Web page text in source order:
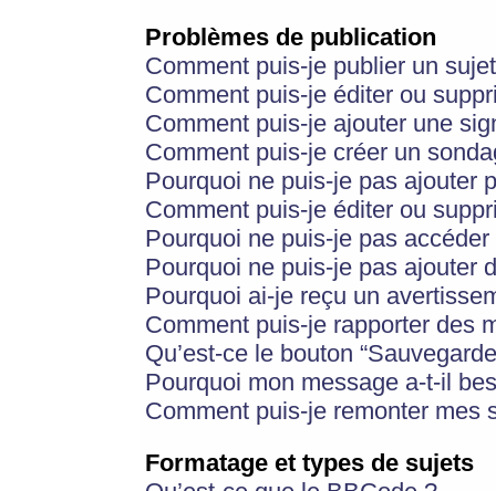
Problèmes de publication
Comment puis-je publier un
Comment puis-je éditer ou
Comment puis-je ajouter une
Comment puis-je créer un
Pourquoi ne puis-je pas ajouter
Comment puis-je éditer ou
Pourquoi ne puis-je pas
Pourquoi ne puis-je pas ajouter
Pourquoi ai-je reçu un
Comment puis-je rapporter des
Qu’est-ce le bouton
Pourquoi mon message a-t-il
Comment puis-je remonter mes
Formatage et types de sujets